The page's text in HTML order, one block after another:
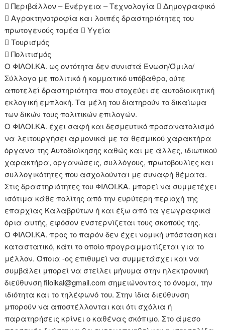
 Περιβάλλον – Ενέργεια – Τεχνολογία  Δημογραφικό
 Αγροκτηνοτροφία και λοιπές δραστηριότητες του
πρωτογενούς τομέα  Υγεία
 Τουρισμός
 Πολιτισμός
Ο ΦΙΛΟΙ.ΚΑ. ως οντότητα δεν συνιστά Ένωση/Όμιλο/
Σύλλογο με πολιτικό ή κομματικό υπόβαθρο, ούτε
αποτελεί δραστηριότητα που στοχεύει σε αυτοδιοικητική
εκλογική εμπλοκή. Τα μέλη του διατηρούν το δικαίωμα
των δικών τους πολιτικών επιλογών.
Ο ΦΙΛΟΙ.ΚΑ. έχει σαφή και δεσμευτικό προσανατολισμό
να λειτουργήσει αρμονικά με τα θεσμικού χαρακτήρα
όργανα της Αυτοδιοίκησης καθώς και με άλλες, ιδιωτικού
χαρακτήρα, οργανώσεις, συλλόγους, πρωτοβουλίες και
συλλογικότητες που ασχολούνται με συναφή θέματα.
Στις δραστηριότητες του ΦΙΛΟΙ.ΚΑ. μπορεί να συμμετέχει
ισότιμα κάθε πολίτης από την ευρύτερη περιοχή της
επαρχίας Καλαβρύτων ή και έξω από τα γεωγραφικά
όρια αυτής, εφόσον ενστερνίζεται τους σκοπούς της.
Ο ΦΙΛΟΙ.ΚΑ. προς το παρόν δεν έχει νομική υπόσταση και
καταστατικό, κάτι το οποίο προγραμματίζεται για το
μέλλον. Όποια -ος επιθυμεί να συμμετάσχει και να
συμβάλει μπορεί να στείλει μήνυμα στην ηλεκτρονική
διεύθυνση filoikal@gmail.com σημειώνοντας το όνομα, την
ιδιότητα και το τηλέφωνό του. Στην ίδια διεύθυνση
μπορούν να αποστέλλονται και ότι σχόλια ή
παρατηρήσεις κρίνει ο καθένας σκόπιμο. Στο άμεσο